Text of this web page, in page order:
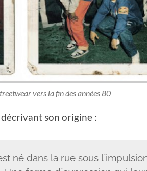
vers la fin des années 80
son origine :
né dans la rue sous